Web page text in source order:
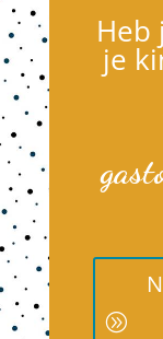
Heb
je